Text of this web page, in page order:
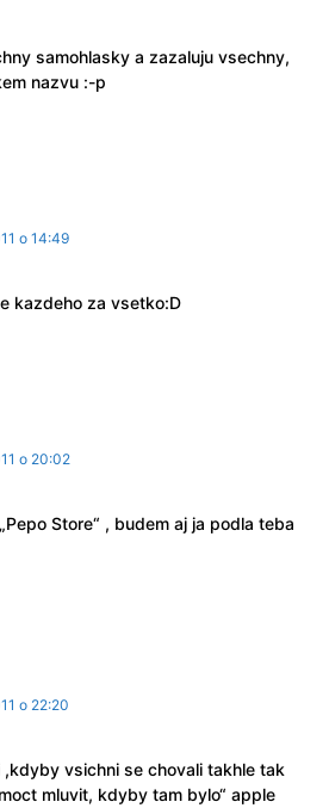
samohlasky a zazaluju vsechny,
nazvu :-p
o 14:49
kazdeho za vsetko:D
o 20:02
Store“ , budem aj ja podla teba
o 22:20
vsichni se chovali takhle tak
mluvit, kdyby tam bylo“ apple